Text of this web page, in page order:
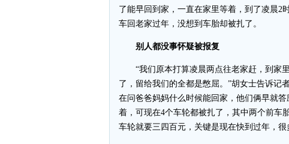
了能早回到家，一直在家里等着，到了凌晨2
车回老家过年，没想到车胎却被扎了。
别人都没事怀疑被报复
“我们原本打算凌晨两点往老家赶，到家
了，留给我们的全都是憋屈。”胡女士告诉记
在问爸爸妈妈什么时候能回家，他们俩早就
着，可现在4个车轮都被扎了，其中两个前车
车轮就要三四百元，关键是现在快到过年，